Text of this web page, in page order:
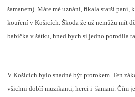
šamanem). Máte mé uznání, říkala starší
kouření v Košicích. Škoda že už nemůžu mít
babička v šátku, hned bych si jedno porodila
V Košicích bylo snadné být prorokem. Ten
všichni dobří muzikanti, herci i šamani. Čím